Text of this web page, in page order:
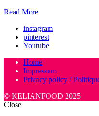
Read More
instagram
pinterest
Youtube
Home
Impressum
Privacy policy /
© KELIANFOOD 2025
Close